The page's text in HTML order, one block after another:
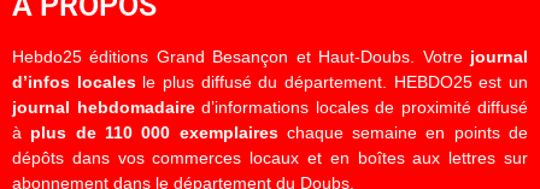
Hebdo25 éditions Grand Besançon et Haut-Doubs. Votre journal
d’infos localesle plus diffusé du département. HEBDO25 est un
journal hebdomadaired’informations locales de proximité diffusé
à plus de 110 000 exemplaireschaque semaine en points de
dépôts dans vos commerces locaux et en boîtes aux lettres sur
abonnement dans le département du Doubs.